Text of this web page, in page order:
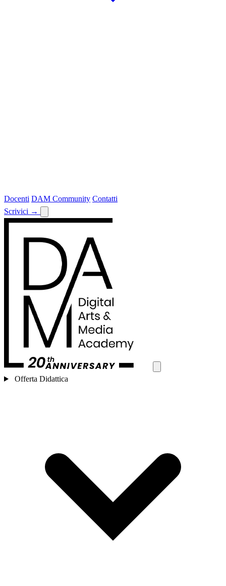
Docenti DAM Community Contatti
Scrivici →
Offerta Didattica